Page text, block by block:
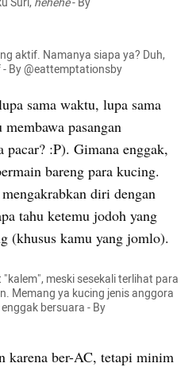
By @eattemptationsby
sama
pasangan
pacar? :P). Gimana enggak,
bareng para kucing.
diri dengan
tahu ketemu jodoh yang
(khusus kamu yang jomlo).
meski sesekali terlihat para
Memang ya kucing jenis anggora
enggak bersuara - By
karena ber-AC, tetapi minim